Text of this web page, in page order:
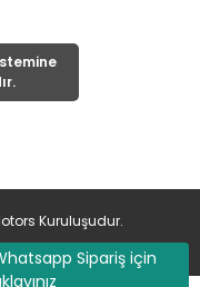
Sipariş için
Kuruluşudur.